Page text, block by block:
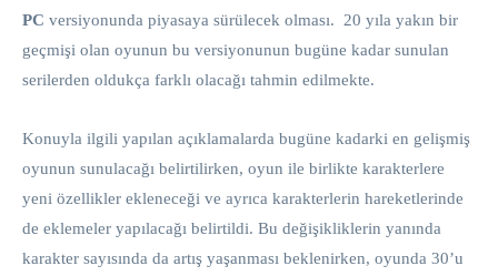
PC versiyonunda piyasaya sürülecek olması. 20 yıla yakın bir
geçmişi olan oyunun bu versiyonunun bugüne kadar sunulan
serilerden oldukça farklı olacağı tahmin edilmekte.
Konuyla ilgili yapılan açıklamalarda bugüne kadarki en gelişmiş
oyunun sunulacağı belirtilirken, oyun ile birlikte karakterlere
yeni özellikler ekleneceği ve ayrıca karakterlerin hareketlerinde
de eklemeler yapılacağı belirtildi. Bu değişikliklerin yanında
karakter sayısında da artış yaşanması beklenirken, oyunda 30’u